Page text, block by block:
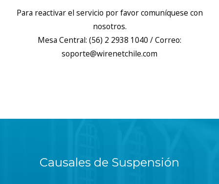
Para reactivar el servicio por favor comuníquese con
nosotros.
Mesa Central: (56) 2 2938 1040 / Correo:
soporte@wirenetchile.com
Causales de Suspensión